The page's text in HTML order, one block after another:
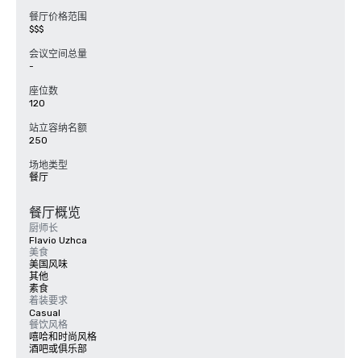
餐厅价格范围
$$$
会议空间总量
-
座位数
120
站立容纳名额
250
场地类型
餐厅
餐厅概览
厨师长
Flavio Uzhca
美食
美国风味
其他
素食
着装要求
Casual
餐饮风格
嘻哈和时尚风格
酒吧或俱乐部